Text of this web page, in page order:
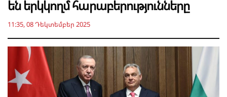
են երկկողմ հարաբերությունները
11:35, 08 Դեկտեմբեր 2025